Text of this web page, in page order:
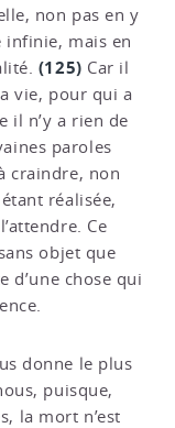
non pas en y
infinie, mais en
(125) Car il
vie, pour qui a
il n’y a rien de
paroles
craindre, non
réalisée,
Ce
objet que
d’une chose qui
donne le plus
puisque,
la mort n’est